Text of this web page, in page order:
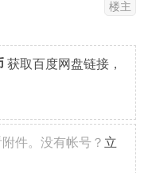
楼主
获取百度网盘链接，
件。没有帐号？ 立